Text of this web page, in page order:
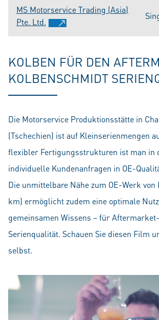
MS Motorservice Trading (Asia)
Pte. Ltd.
KOLBEN FÜR DEN
KOLBENSCHMIDT
Die Motorservice Produktionsstätte in
(Tschechien) ist auf Kleinserienmengen
flexibler Fertigungsstrukturen ist man in
individuelle Kundenanfragen in OE-
Die unmittelbare Nähe zum OE-Werk
km) ermöglicht zudem eine optimale
gemeinsamen Wissens – für
Serienqualität. Schauen Sie diesen Film
selbst.